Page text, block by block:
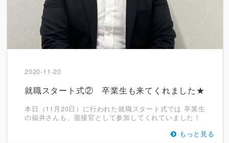
2020-11-20
就職スタート式② 卒業生も来てくれました★
本日（11月20日）に行われた就職スタート式では 卒業生
の福井さんも、面接官として参加してくれていました！
もっと見る